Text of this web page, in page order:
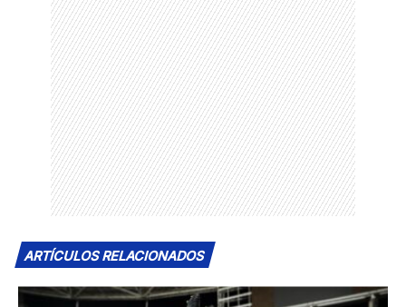
ARTÍCULOS RELACIONADOS